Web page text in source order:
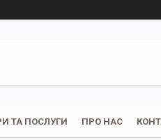
ТА ПОСЛУГИ ПРО НАС